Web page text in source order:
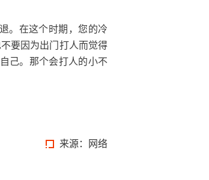
。在这个时期，您的冷
要因为出门打人而觉得
己。那个会打人的小不
来源：网络